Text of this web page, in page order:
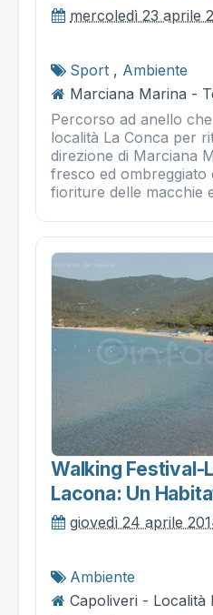
mercoledì 23 aprile
Sport , Ambiente
Marciana Marina -
Percorso ad anello
località La Conca per
direzione di Marciana
fresco ed ombreggiato
fioriture delle macchie
Walking Festival-
Lacona: Un
giovedì 24 aprile
Ambiente
Capoliveri - Località